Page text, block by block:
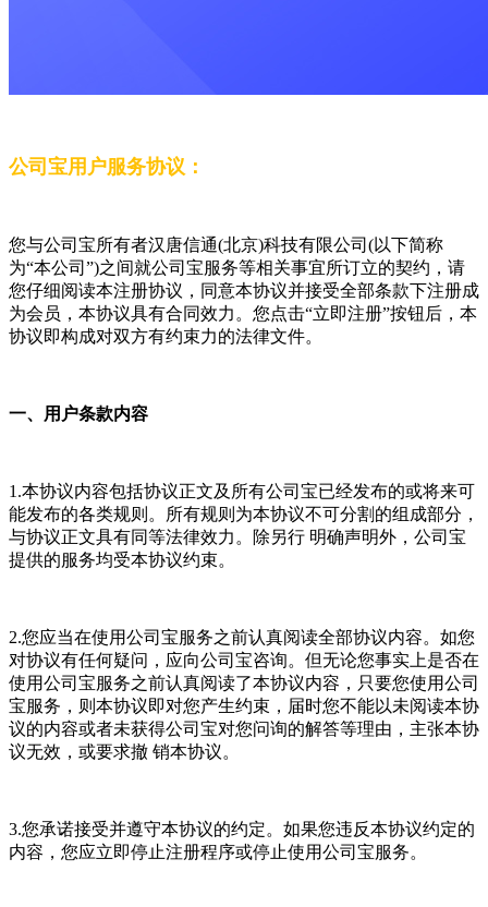
公司宝用户服务协议：
您与公司宝所有者汉唐信通(北京)科技有限公司(以下简称
为“本公司”)之间就公司宝服务等相关事宜所订立的契约，请
您仔细阅读本注册协议，同意本协议并接受全部条款下注册成
为会员，本协议具有合同效力。您点击“立即注册”按钮后，本
协议即构成对双方有约束力的法律文件。
一、用户条款内容
1.本协议内容包括协议正文及所有公司宝已经发布的或将来可
能发布的各类规则。所有规则为本协议不可分割的组成部分，
与协议正文具有同等法律效力。除另行 明确声明外，公司宝
提供的服务均受本协议约束。
2.您应当在使用公司宝服务之前认真阅读全部协议内容。如您
对协议有任何疑问，应向公司宝咨询。但无论您事实上是否在
使用公司宝服务之前认真阅读了本协议内容，只要您使用公司
宝服务，则本协议即对您产生约束，届时您不能以未阅读本协
议的内容或者未获得公司宝对您问询的解答等理由，主张本协
议无效，或要求撤 销本协议。
3.您承诺接受并遵守本协议的约定。如果您违反本协议约定的
内容，您应立即停止注册程序或停止使用公司宝服务。